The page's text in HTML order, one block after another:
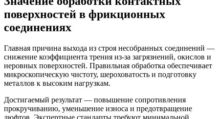
поверхностей в фрикционных
соединениях
Главная причина выхода из строя несобранных соединений —
снижение коэффициента трения из-за загрязнений, окислов и
неровных поверхностей. Правильная обработка обеспечивает
микроскопическую чистоту, шероховатость и подготовку
металлов к высоким нагрузкам.
Достигаемый результат — повышение сопротивления
прокручиванию, уменьшение износа и предотвращение
люфтов. Экспертные стандарты требуют минимальной